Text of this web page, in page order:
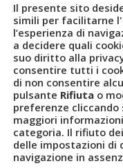
che
OVERALL,CAR POLICY,
Il presente sito
simili per facilitarne
l’esperienza di
a decidere quali
suo diritto alla
consentire tutti i
di non consentire
pulsante Rifiuta o
preferenze cliccando
maggiori
categoria. Il rifiuto
delle impostazioni di
navigazione in